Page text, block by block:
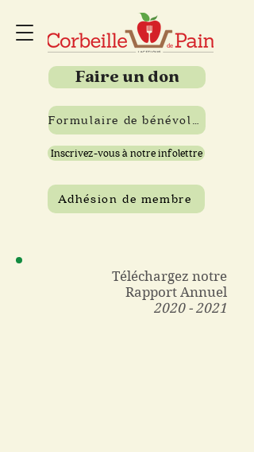
Faire un don
Inscrivez-vous à notre infolettre
Formulaire de bénévolat
Adhésion de membre
Téléchargez notre
Rapport Annuel
2020 - 2021